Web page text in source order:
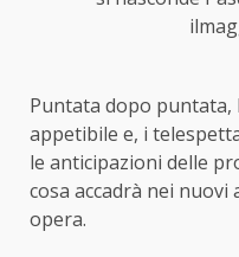
Puntata dopo puntata,
appetibile e, i
le anticipazioni delle
cosa accadrà nei
opera.